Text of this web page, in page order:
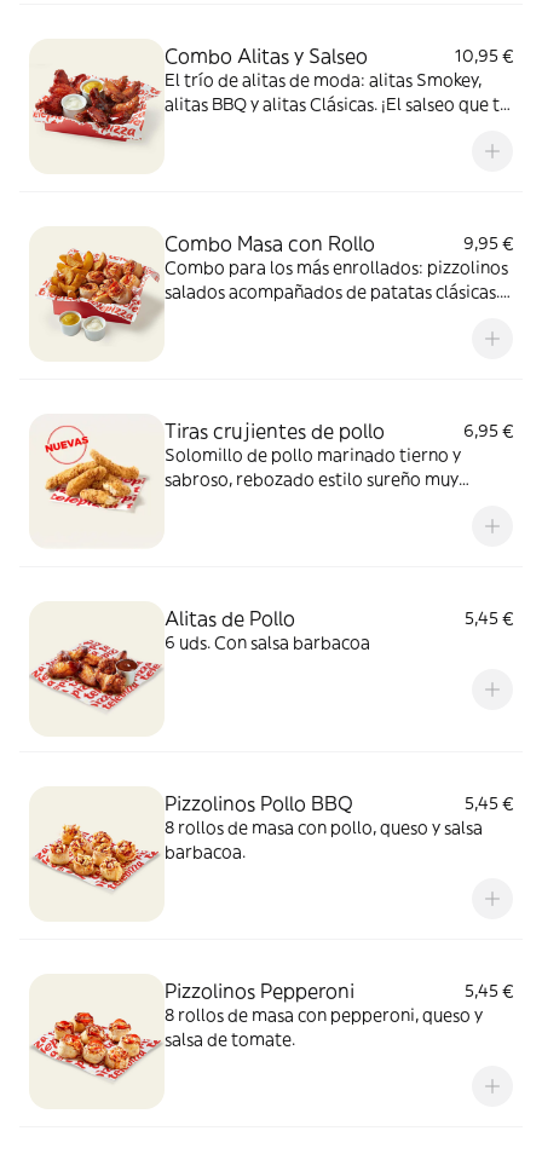
Combo Alitas y Salseo
10,95 €
El trío de alitas de moda: alitas Smokey,
alitas BBQ y alitas Clásicas. ¡El salseo que tu
Combo Masa con Rollo
9,95 €
Combo para los más enrollados: pizzolinos
salados acompañados de patatas clásicas.
Tiras crujientes de pollo
6,95 €
Solomillo de pollo marinado tierno y
sabroso, rebozado estilo sureño muy
Alitas de Pollo
5,45 €
6 uds. Con salsa barbacoa
Pizzolinos Pollo BBQ
5,45 €
8 rollos de masa con pollo, queso y salsa
barbacoa.
Pizzolinos Pepperoni
5,45 €
8 rollos de masa con pepperoni, queso y
salsa de tomate.